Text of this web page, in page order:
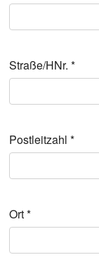
Straße/HNr. *
Post­leit­zahl *
Ort*